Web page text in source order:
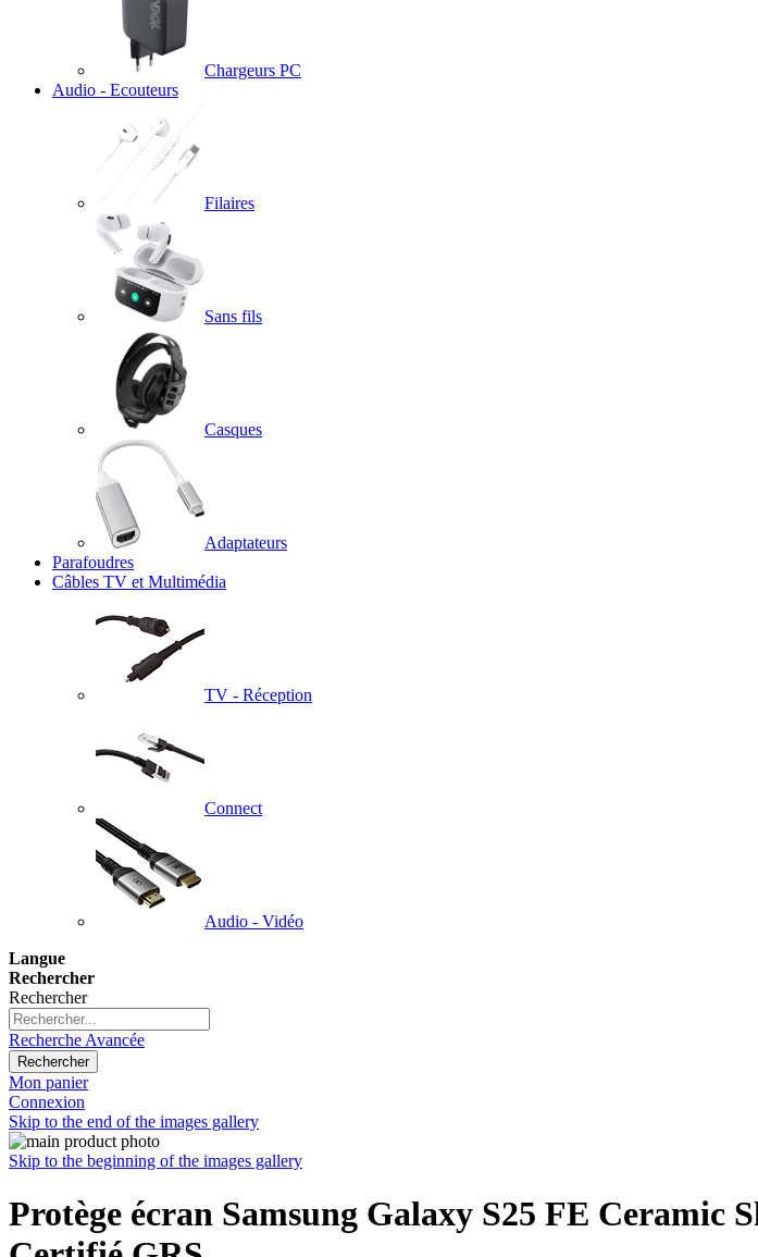
Chargeurs PC
Audio - Ecouteurs
Filaires
Sans fils
Casques
Adaptateurs
Parafoudres
Câbles TV et Multimédia
TV - Réception
Connect
Audio - Vidéo
Langue
Rechercher
Rechercher
Recherche Avancée
Rechercher
Mon panier
Connexion
Skip to the end of the images gallery
Skip to the beginning of the images gallery
Protège écran Samsung Galaxy S25 FE Ceramic